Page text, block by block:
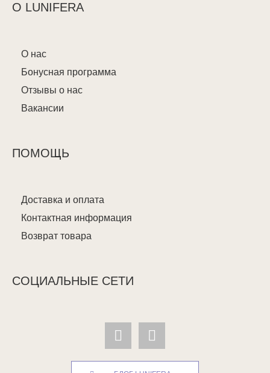
О LUNIFERA
О нас
Бонусная программа
Отзывы о нас
Вакансии
ПОМОЩЬ
Доставка и оплата
Контактная информация
Возврат товара
СОЦИАЛЬНЫЕ СЕТИ